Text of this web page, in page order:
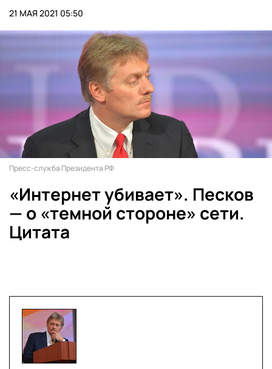
21 МАЯ 2021 05:50
Пресс-служба Президента РФ
«Интернет убивает». Песков
— о «темной стороне» сети.
Цитата